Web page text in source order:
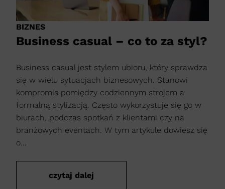
BIZNES
Business casual – co to za styl?
Business casual jest stylem ubioru, który sprawdza
się w wielu sytuacjach biznesowych. Stanowi
kompromis pomiędzy codziennym strojem a
formalną stylizacją. Często wykorzystuje się go w
biurach, podczas spotkań z klientami czy na
branżowych eventach. W tym artykule dowiesz się
o...
czytaj dalej